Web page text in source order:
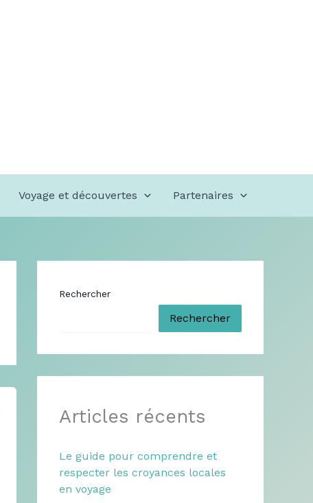
Voyage et découvertes Partenaires
Rechercher
Rechercher
Articles récents
Le guide pour comprendre et
respecter les croyances locales
en voyage